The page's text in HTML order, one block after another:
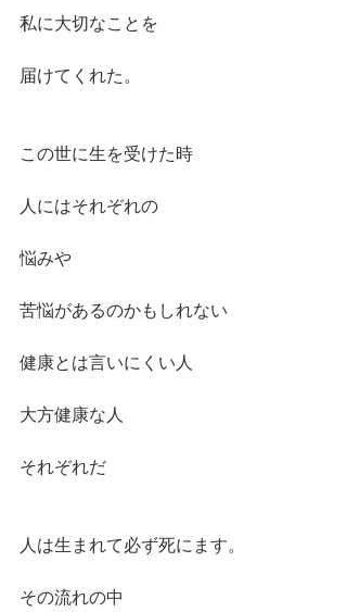
私に大切なことを
届けてくれた。
この世に生を受けた時
人にはそれぞれの
悩みや
苦悩があるのかもしれない
健康とは言いにくい人
大方健康な人
それぞれだ
人は生まれて必ず死にます。
その流れの中